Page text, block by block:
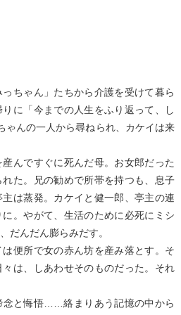
ちゃん」たちから介護を受けて暮ら
に「今までの人生をふり返って、し
ゃんの一人から尋ねられ、カケイは来
んですぐに死んだ母。お女郎だった
た。兄の勧めで所帯を持つも、息子
は蒸発。カケイと健一郎、亭主の連
。やがて、生活のために必死にミシ
だんだん膨らみだす。
便所で女の赤ん坊を産み落とす。そ
は、しあわせそのものだった。それ
念と悔悟……絡まりあう記憶の中から